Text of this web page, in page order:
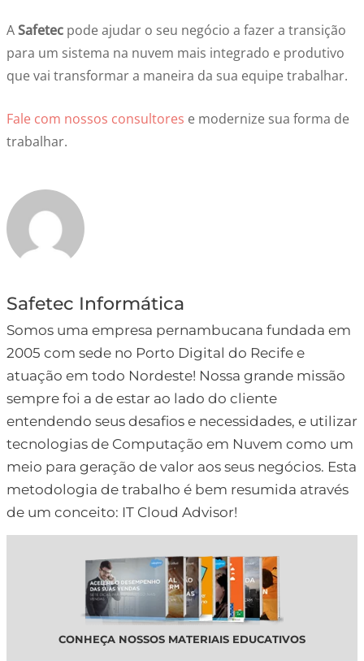
ASafetec pode ajudar o seu negócio a fazer a transição
para um sistema na nuvem mais integrado e produtivo
que vai transformar a maneira da sua equipe trabalhar.
Fale com nossos consultores e modernize sua forma de
trabalhar.
Safetec Informática
Somos uma empresa pernambucana fundada em
2005 com sede no Porto Digital do Recife e
atuação em todo Nordeste! Nossa grande missão
sempre foi a de estar ao lado do cliente
entendendo seus desafios e necessidades, e utilizar
tecnologias de Computação em Nuvem como um
meio para geração de valor aos seus negócios. Esta
metodologia de trabalho é bem resumida através
de um conceito: IT Cloud Advisor!
CONHEÇA NOSSOS MATERIAIS EDUCATIVOS